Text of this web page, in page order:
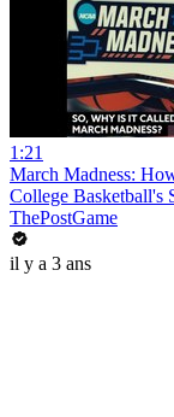
1:21
March Madness:
College Basketball's
ThePostGame
il y a 3 ans